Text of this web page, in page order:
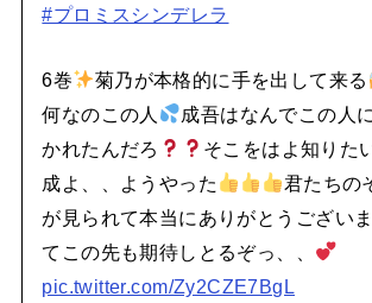
#プロミスシンデレラ
6巻 菊乃が本格的に手を出して来る
何なのこの人
成吾はなんでこの人
かれたんだろ
そこをはよ知りた
成よ、、ようやった
君たちの
が見られて本当にありがとうござい
てこの先も期待しとるぞっ、、
pic.twitter.com/Zy2CZE7BgL